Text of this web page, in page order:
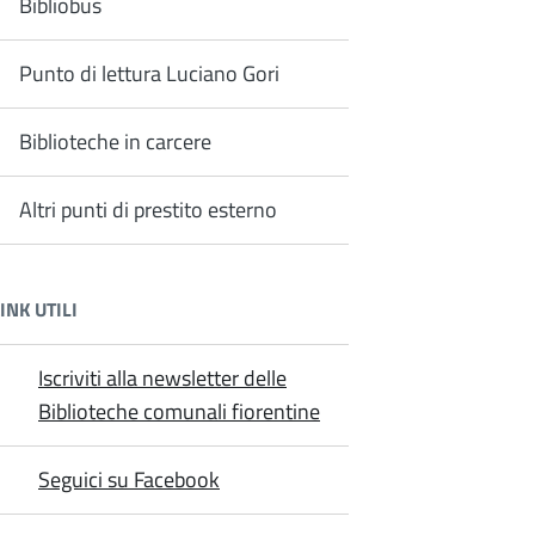
Punto di lettura Luciano Gori
Biblioteche in carcere
Altri punti di prestito esterno
UTILI
Iscriviti alla newsletter delle
Biblioteche comunali fiorentine
Seguici su Facebook